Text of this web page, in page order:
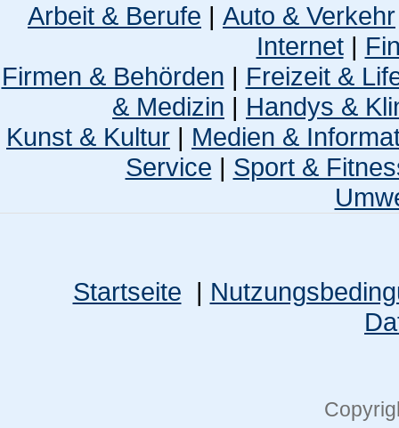
Arbeit & Berufe | Auto & Verkehr
Internet|
Firmen & Behörden | Freizeit &
& Medizin | Handys &
Kunst & Kultur | Medien &
Service | Sport &
Startseite |